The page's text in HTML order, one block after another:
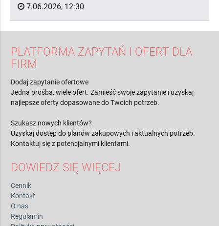
7.06.2026, 12:30
PLATFORMA ZAPYTAŃ I OFERT DLA
FIRM
Dodaj zapytanie ofertowe
Jedna prośba, wiele ofert. Zamieść swoje zapytanie i uzyskaj
najlepsze oferty dopasowane do Twoich potrzeb.
Szukasz nowych klientów?
Uzyskaj dostęp do planów zakupowych i aktualnych potrzeb.
Kontaktuj się z potencjalnymi klientami.
DOWIEDZ SIĘ WIĘCEJ
Cennik
Kontakt
O nas
Regulamin